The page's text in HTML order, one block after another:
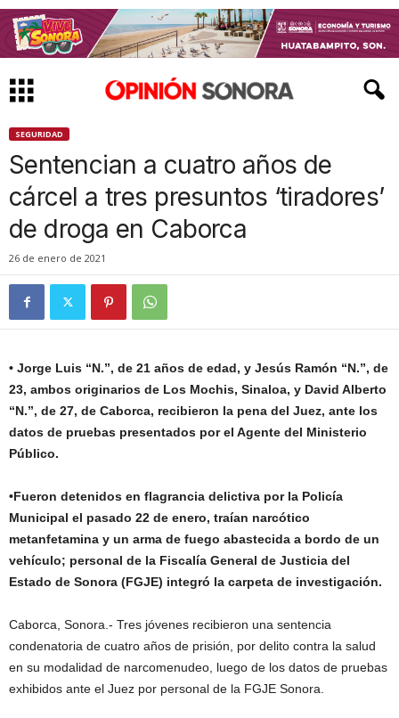
SEGURIDAD
Sentencian a cuatro años de
cárcel a tres presuntos ‘tiradores’
de droga en Caborca
26 de enero de 2021
• Jorge Luis “N.”, de 21 años de edad, y Jesús Ramón “N.”, de
23, ambos originarios de Los Mochis, Sinaloa, y David Alberto
“N.”, de 27, de Caborca, recibieron la pena del Juez, ante los
datos de pruebas presentados por el Agente del Ministerio
Público.
•Fueron detenidos en flagrancia delictiva por la Policía
Municipal el pasado 22 de enero, traían narcótico
metanfetamina y un arma de fuego abastecida a bordo de un
vehículo; personal de la Fiscalía General de Justicia del
Estado de Sonora (FGJE) integró la carpeta de investigación.
Caborca, Sonora.- Tres jóvenes recibieron una sentencia
condenatoria de cuatro años de prisión, por delito contra la salud
en su modalidad de narcomenudeo, luego de los datos de pruebas
exhibidos ante el Juez por personal de la FGJE Sonora.